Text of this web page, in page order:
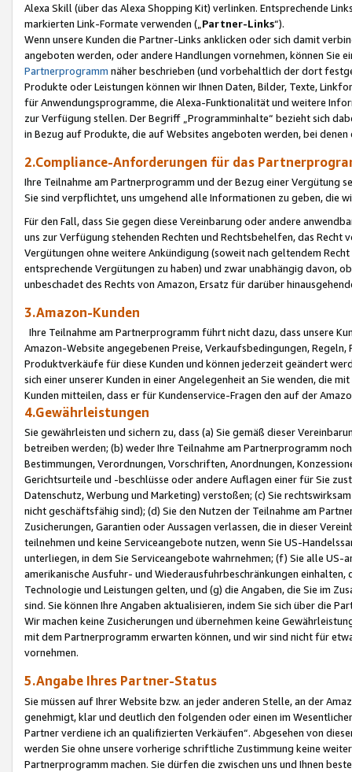
Alexa Skill (über das Alexa Shopping Kit) verlinken. Entsprechende
markierten Link-Formate verwenden („ Partner-Links“).
Wenn unsere Kunden die Partner-Links anklicken oder sich damit
angeboten werden, oder andere Handlungen vornehmen, können Sie
Partnerprogramm näher beschrieben (und vorbehaltlich der dort
Produkte oder Leistungen können wir Ihnen Daten, Bilder, Texte,
für Anwendungsprogramme, die Alexa-Funktionalität und weitere
zur Verfügung stellen. Der Begriff „Programminhalte“ bezieht sich
in Bezug auf Produkte, die auf Websites angeboten werden, bei
2.Compliance-Anforderungen für das
Ihre Teilnahme am Partnerprogramm und der Bezug einer Vergütung
Sie sind verpflichtet, uns umgehend alle Informationen zu geben, die
Für den Fall, dass Sie gegen diese Vereinbarung oder andere
uns zur Verfügung stehenden Rechten und Rechtsbehelfen, das
Vergütungen ohne weitere Ankündigung (soweit nach geltendem
entsprechende Vergütungen zu haben) und zwar unabhängig davon,
unbeschadet des Rechts von Amazon, Ersatz für darüber
3.Amazon-Kunden
Ihre Teilnahme am Partnerprogramm führt nicht dazu, dass unsere
Amazon-Website angegebenen Preise, Verkaufsbedingungen,
Produktverkäufe für diese Kunden und können jederzeit geändert
sich einer unserer Kunden in einer Angelegenheit an Sie wenden, die
Kunden mitteilen, dass er für Kundenservice-Fragen den auf der
4.Gewährleistungen
Sie gewährleisten und sichern zu, dass (a) Sie gemäß dieser
betreiben werden; (b) weder Ihre Teilnahme am Partnerprogramm
Bestimmungen, Verordnungen, Vorschriften, Anordnungen,
Gerichtsurteile und -beschlüsse oder andere Auflagen einer für Sie
Datenschutz, Werbung und Marketing) verstoßen; (c) Sie
nicht geschäftsfähig sind); (d) Sie den Nutzen der Teilnahme am
Zusicherungen, Garantien oder Aussagen verlassen, die in dieser
teilnehmen und keine Serviceangebote nutzen, wenn Sie US-
unterliegen, in dem Sie Serviceangebote wahrnehmen; (f) Sie alle
amerikanische Ausfuhr- und Wiederausfuhrbeschränkungen
Technologie und Leistungen gelten, und (g) die Angaben, die Sie im
sind. Sie können Ihre Angaben aktualisieren, indem Sie sich über die
Wir machen keine Zusicherungen und übernehmen keine
mit dem Partnerprogramm erwarten können, und wir sind nicht für
vornehmen.
5.Angabe Ihres Partner-Status
Sie müssen auf Ihrer Website bzw. an jeder anderen Stelle, an der
genehmigt, klar und deutlich den folgenden oder einen im
Partner verdiene ich an qualifizierten Verkäufen“. Abgesehen von
werden Sie ohne unsere vorherige schriftliche Zustimmung keine
Partnerprogramm machen. Sie dürfen die zwischen uns und Ihnen